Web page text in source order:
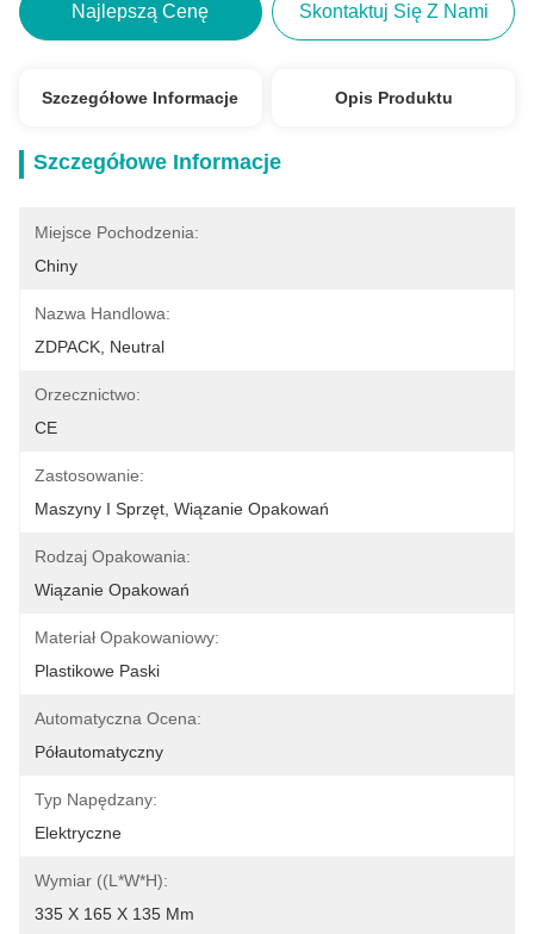
Najlepszą Cenę Skontaktuj Się Z Nami
Szczegółowe Informacje Opis Produktu
Szczegółowe Informacje
Miejsce Pochodzenia:
Chiny
Nazwa Handlowa:
ZDPACK, Neutral
Orzecznictwo:
CE
Zastosowanie:
Maszyny I Sprzęt, Wiązanie Opakowań
Rodzaj Opakowania:
Wiązanie Opakowań
Materiał Opakowaniowy:
Plastikowe Paski
Automatyczna Ocena:
Półautomatyczny
Typ Napędzany:
Elektryczne
Wymiar ((L*W*H):
335 X 165 X 135 Mm